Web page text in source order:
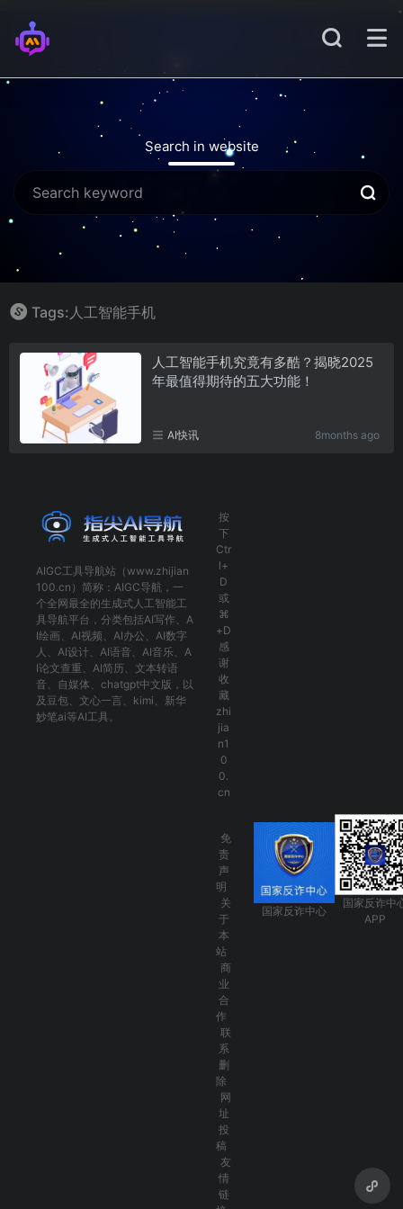
Search in website
Tags:人工智能手机
人工智能手机究竟有多酷？揭晓2025
年最值得期待的五大功能！
AI快讯 8months ago
AIGC工具导航站（www.zhijian
100.cn）简称： AIGC导航 ，一
个全网最全的生成式人工智能工
具导航平台，分类包括AI写作 、 A
I绘画 、 AI视频 、 AI办公 、 AI数字
人 、 AI设计、 AI语音、 AI音乐、 A
I论文查重 、 AI简历 、 文本转语
音、 自媒体 、 chatgpt中文版 ，以
及 豆包、 文心一言 、 kimi 、 新华
妙笔ai等AI工具。
按
下
Ctr
l+
D
或
⌘
+D
感
谢
收
藏
zhi
jia
n1
0
0.
cn
免
责
声
明
关
于
本
站
商
业
合
作
联
系
删
除
网
址
投
稿
友
情
链
国家反诈中心
国家反诈中
APP